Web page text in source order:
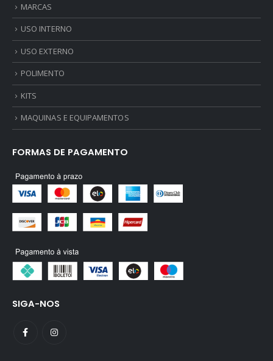
MARCAS
USO INTERNO
USO EXTERNO
POLIMENTO
KITS
MAQUINAS E EQUIPAMENTOS
FORMAS DE PAGAMENTO
SIGA-NOS